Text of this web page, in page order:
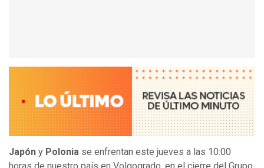
Japón y Polonia se enfrentan este jueves a las 10:00